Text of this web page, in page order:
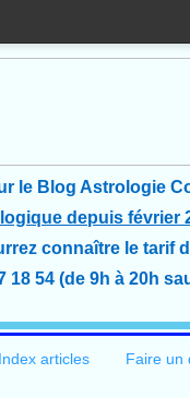
le Blog Astrologie
depuis février
connaître le tarif
18 54 (de 9h à 20h
Index articles Faire un